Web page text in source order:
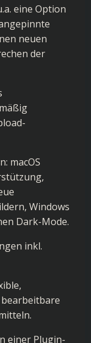
eine Option
neuen
der
macOS
Windows
Dark-Mode.
inkl.
einer Plugin-